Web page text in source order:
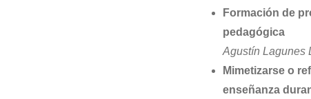
Formación de
pedagógica
Agustín Lagunes
Mimetizarse o
enseñanza